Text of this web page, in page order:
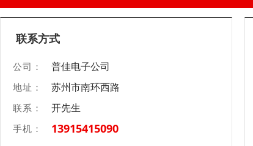
联系方式
公司： 普佳电子公司
地址： 苏州市南环西路
联系： 开先生
手机： 13915415090